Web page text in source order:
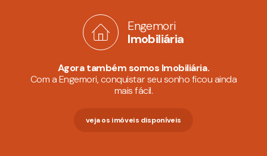
Engemori
Imobiliária
Agora também somos Imobiliária.
Com a Engemori, conquistar seu sonho ficou ainda
mais fácil.
veja os imóveis disponíveis